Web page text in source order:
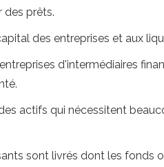
des prêts.
des entreprises et aux
d'intermédiaires
actifs qui nécessitent
sont livrés dont les fonds